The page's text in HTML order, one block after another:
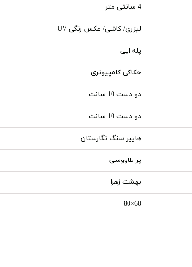
4 سانتی متر
لیزری/ کاشی/ عکس رنگی UV
پله ایی
حکاکی کامپیوتری
دو دست 10 سانت
دو دست 10 سانت
هایپر سنگ نگارستان
پر طاووسی
بهشت زهرا
60×80